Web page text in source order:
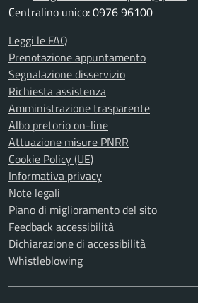
Centralino unico: 0976 96100
Leggi le FAQ
Prenotazione appuntamento
Segnalazione disservizio
Richiesta assistenza
Amministrazione trasparente
Albo pretorio on-line
Attuazione misure PNRR
Cookie Policy (UE)
Informativa privacy
Note legali
Piano di miglioramento del sito
Feedback accessibilità
Dichiarazione di accessibilità
Whistleblowing